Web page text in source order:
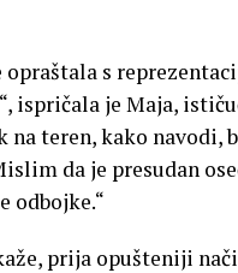
opraštala s
ispričala je Maja,
teren, kako
da je presudan
odbojke.“
prija opušteniji